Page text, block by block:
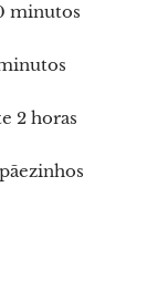
minutos
2 horas